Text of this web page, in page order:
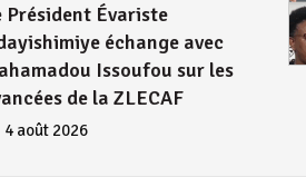
/ Afrique du Sud : L’ANC
CNDD-FDD, face à la
« la Croix et la
»